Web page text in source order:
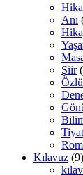
Anı
Şiir
Kılavuz (9)